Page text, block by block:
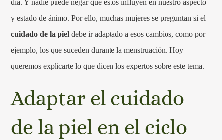
día. Y nadie puede negar que estos influyen en nuestro aspecto
y estado de ánimo. Por ello, muchas mujeres se preguntan si el
cuidado de la piel debe ir adaptado a esos cambios, como por
ejemplo, los que suceden durante la menstruación. Hoy
queremos explicarte lo que dicen los expertos sobre este tema.
Adaptar el cuidado
de la piel en el ciclo